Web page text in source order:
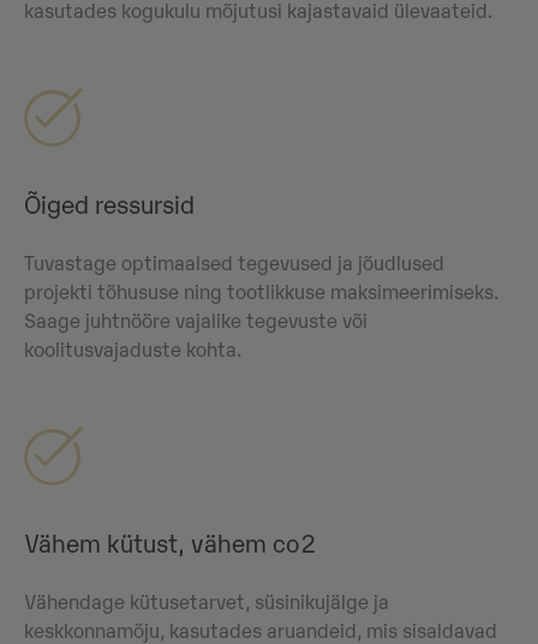
kasutades kogukulu mõjutusi kajastavaid ülevaateid.
Õiged ressursid
Tuvastage optimaalsed tegevused ja jõudlused
projekti tõhususe ning tootlikkuse maksimeerimiseks.
Saage juhtnööre vajalike tegevuste või
koolitusvajaduste kohta.
Vähem kütust, vähem co2
Vähendage kütusetarvet, süsinikujälge ja
keskkonnamõju, kasutades aruandeid, mis sisaldavad